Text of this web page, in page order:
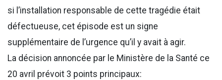
si l’installation responsable de cette tragédie était
défectueuse, cet épisode est un signe
supplémentaire de l’urgence qu’il y avait à agir.
La décision annoncée par le Ministère de la Santé ce
20 avril prévoit 3 points principaux: